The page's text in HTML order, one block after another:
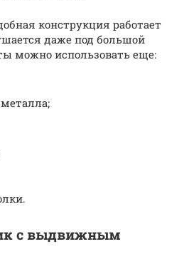
конструкция работает
даже под большой
можно использовать еще:
с выдвижным